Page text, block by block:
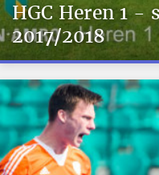
HGC Heren 1 -
2017/2018